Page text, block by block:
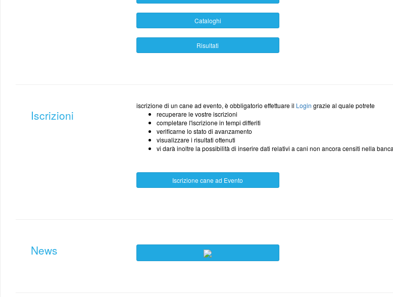
Cataloghi
Risultati
Iscrizioni
iscrizione di un cane ad evento, è obbligatorio effettuare il Login grazie al quale potrete
recuperare le vostre iscrizioni
completare l'iscrizione in tempi differiti
verificarne lo stato di avanzamento
visualizzare i risultati ottenuti
vi darà inoltre la possibilità di inserire dati relativi a cani non ancora censiti nella
Iscrizione cane ad Evento
News